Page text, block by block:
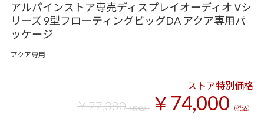
アルパインストア専売ディスプレイオーディオ Vシ
リーズ 9型フローティングビッグDA アクア専用パ
ッケージ
アクア専用
ストア特別価格
￥77,380（税込） ￥74,000 （税込）